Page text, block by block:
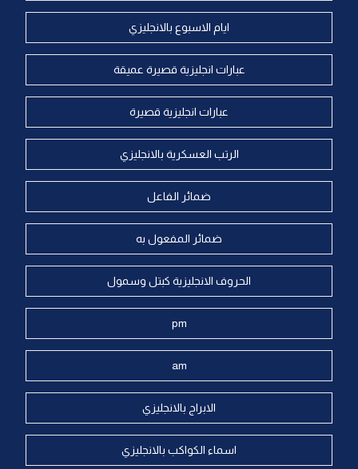
ايام الاسبوع بالانجليزي
عبارات انجليزية قصيرة عميقة
عبارات انجليزية قصيرة
الرتب العسكرية بالانجليزي
ضمائر الفاعل
ضمائر المفعول به
الحروف الانجليزية كبتل وسمول
pm
am
الابراج بالانجليزي
اسماء الكواكب بالانجليزي